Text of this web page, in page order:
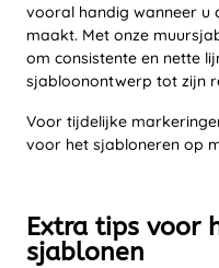
vooral handig wanneer u
maakt. Met onze
om consistente en nette
sjabloonontwerp tot zijn
Voor tijdelijke
voor het sjabloneren op
Extra tips voor
sjablonen